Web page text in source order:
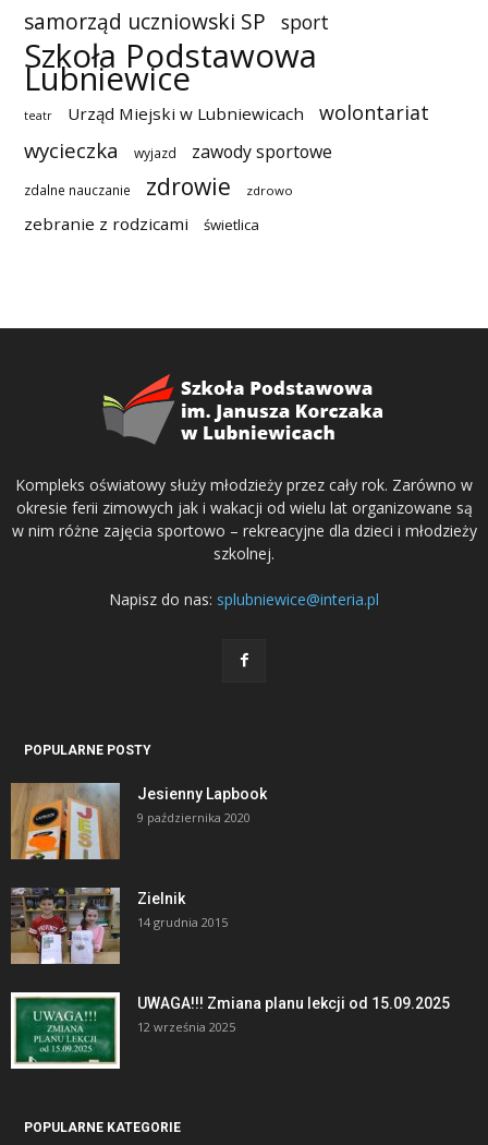
samorząd uczniowski SP sport
Szkoła Podstawowa
Lubniewice
teatr Urząd Miejski w Lubniewicach wolontariat
wycieczka wyjazd zawody sportowe
zdalne nauczanie zdrowie zdrowo
zebranie z rodzicami świetlica
Kompleks oświatowy służy młodzieży przez cały rok. Zarówno w
okresie ferii zimowych jak i wakacji od wielu lat organizowane są
w nim różne zajęcia sportowo – rekreacyjne dla dzieci i młodzieży
szkolnej.
Napisz do nas: splubniewice@interia.pl
POPULARNE POSTY
Jesienny Lapbook
9 października 2020
Zielnik
14 grudnia 2015
UWAGA!!! Zmiana planu lekcji od 15.09.2025
12 września 2025
POPULARNE KATEGORIE